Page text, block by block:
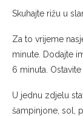
Skuhajte rižu u
Za to vrijeme
minute. Dodajte
6 minuta.
U jednu zdjelu
šampinjone, sol,